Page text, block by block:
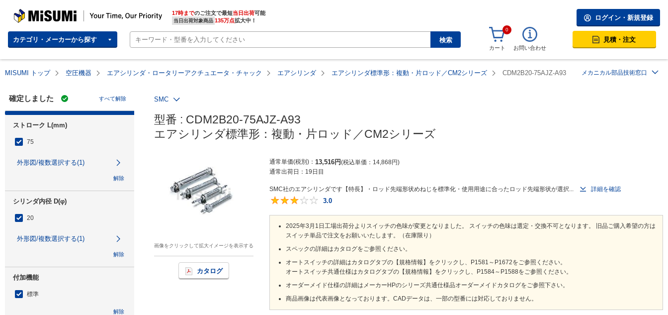
MISUMI | Your Time, Our Priority 17時までのご注文で最短当日出荷
当日出荷対象商品 135万点拡大中！
カテゴリ・メーカーから探す 検索
ログイン・新規登録
0
カート お問い合わせ
見積・注文
MISUMI トップ 空圧機器 エアシリンダ・ロータリーアクチュエータ・チャック エアシリンダ エアシリンダ標準形：複動・片ロッド／CM2シリーズ CDM2B20-75AJZ-A93 メカニカル部品技術窓口
確定しました すべて解除
ストローク L(mm)
75
外形図/複数選択する(1)
解除
シリンダ内径 D(φ)
20
外形図/複数選択する(1)
解除
付加機能
標準
解除
SMC
型番 : CDM2B20-75AJZ-A93
エアシリンダ標準形：複動・片ロッド／CM2シリーズ
画像をクリックして拡大イメージを表示する
カタログ
通常単価(税別) 13,516円 税込単価 14,868円
通常出荷日： 19日目
SMC社のエアシリンダです【特長】・ロッド先端形状めねじを標準化・使用用途に合ったロッド先端形状が選択...
詳細を確認
3.0
2025年3月1日工場出荷分よりスイッチの色味が変更となりました。 スイッチの色味は選定・交換不可となります。 旧品ご購入希望の方は
スイッチ単品で注文をお願いいたします。（在庫限り）
スペックの詳細はカタログをご参照ください。
オートスイッチの詳細はカタログタブの【規格情報】をクリックし、P1581～P1672をご参照ください。
オートスイッチ共通仕様はカタログタブの【規格情報】をクリックし、P1584～P1588をご参照ください。
オーダーメイド仕様の詳細はメーカーHPのシリーズ共通仕様品オーダーメイドカタログをご参照下さい。
商品画像は代表画像となっております。CADデータは、一部の型番には対応しておりません。